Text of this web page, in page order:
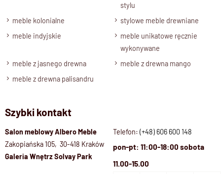
stylu
meble kolonialne
stylowe meble drewniane
meble indyjskie
meble unikatowe ręcznie
wykonywane
meble z jasnego drewna
meble z drewna mango
meble z drewna palisandru
Szybki kontakt
Salon meblowy Albero Meble
Zakopiańska 105, 30-418 Kraków
Galeria Wnętrz Solvay Park
Telefon: (+48) 606 600 148
pon-pt: 11:00-18:00 sobota
11.00-15.00